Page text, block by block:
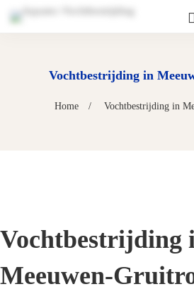
Vochtbestrijding in
Home Vochtbestrijding in
Vochtbestrijding
Meeuwen-